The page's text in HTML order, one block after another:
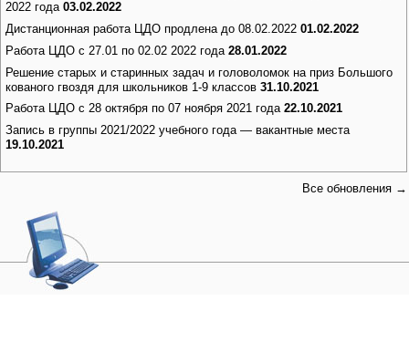
2022 года 03.02.2022
Дистанционная работа ЦДО продлена до 08.02.2022 01.02.2022
Работа ЦДО с 27.01 по 02.02 2022 года 28.01.2022
Решение старых и старинных задач и головоломок на приз Большого
кованого гвоздя для школьников 1-9 классов 31.10.2021
Работа ЦДО с 28 октября по 07 ноября 2021 года 22.10.2021
Запись в группы 2021/2022 учебного года — вакантные места
19.10.2021
Все обновления →